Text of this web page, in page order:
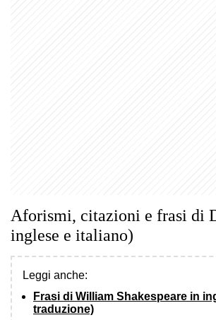
Aforismi, citazioni e frasi di
inglese e italiano)
Leggi anche:
Frasi di William Shakespeare in
traduzione)